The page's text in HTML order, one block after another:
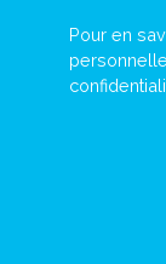
Pour en